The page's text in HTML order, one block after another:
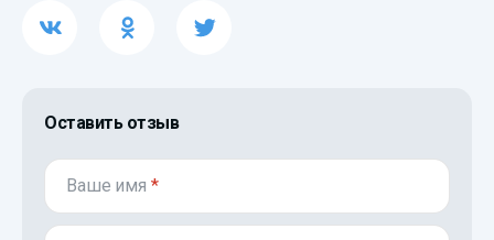
Оставить отзыв
Ваше имя *